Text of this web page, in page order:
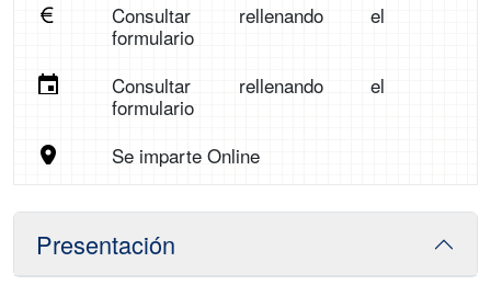
Consultar rellenando el
formulario
Consultar rellenando el
formulario
Se imparte Online
Presentación